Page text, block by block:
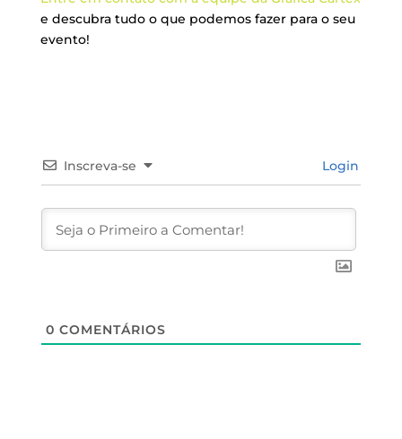
e descubra tudo o que podemos fazer para o seu
evento!
Inscreva-se Login
0 COMENTÁRIOS